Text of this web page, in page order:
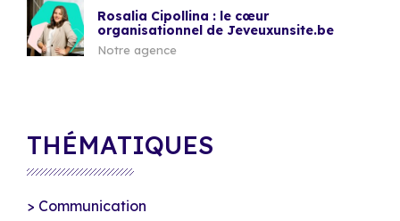
Rosalia Cipollina : le cœur
organisationnel de Jeveuxunsite.be
Notre agence
THÉMATIQUES
Communication